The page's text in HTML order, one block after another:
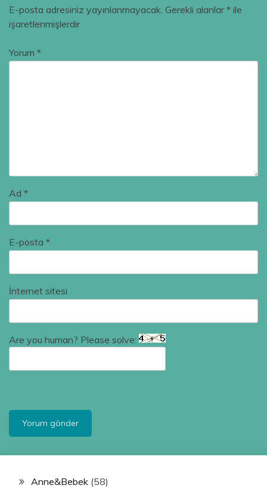
E-posta adresiniz yayınlanmayacak. Gerekli alanlar* ile
işaretlenmişlerdir
Yorum *
Ad *
E-posta *
İnternet sitesi
Are you human? Please solve:
Anne&Bebek (58)